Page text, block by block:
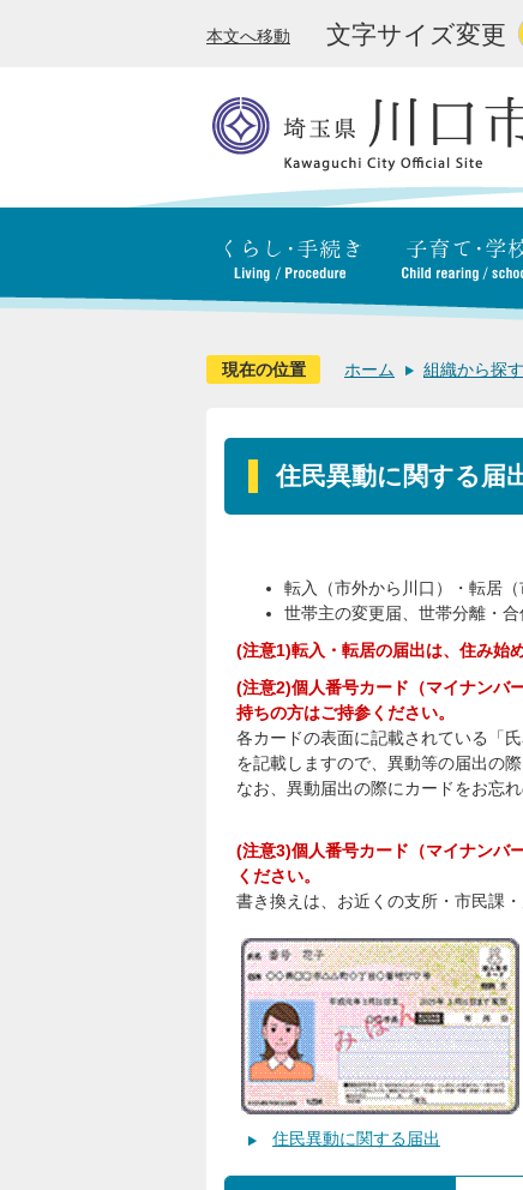
本文へ移動 文字サイズ変更
現在の位置 ホーム 組織から探す
住民異動に関する届
転入（市外から川口）・転居
世帯主の変更届、世帯分離・
(注意1)転入・転居の届出は、住み始
(注意2)個人番号カード（マイナンバ
持ちの方はご持参ください。
各カードの表面に記載されている「
を記載しますので、異動等の届出の
なお、異動届出の際にカードをお忘
(注意3)個人番号カード（マイナンバ
ください。
書き換えは、お近くの支所・市民課
住民異動に関する届出